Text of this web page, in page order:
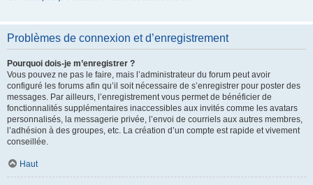
Problèmes de connexion et d’enregistrement
Pourquoi dois-je m’enregistrer ?
Vous pouvez ne pas le faire, mais l’administrateur du forum peut avoir
configuré les forums afin qu’il soit nécessaire de s’enregistrer pour poster des
messages. Par ailleurs, l’enregistrement vous permet de bénéficier de
fonctionnalités supplémentaires inaccessibles aux invités comme les avatars
personnalisés, la messagerie privée, l’envoi de courriels aux autres membres,
l’adhésion à des groupes, etc. La création d’un compte est rapide et vivement
conseillée.
Haut